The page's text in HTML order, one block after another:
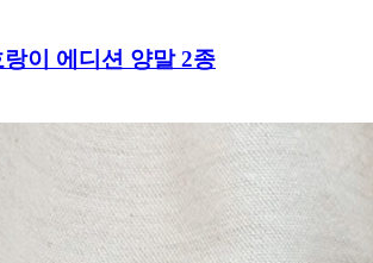
이 에디션 양말 2종